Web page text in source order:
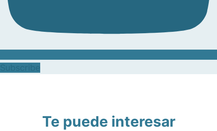
Te puede interesar